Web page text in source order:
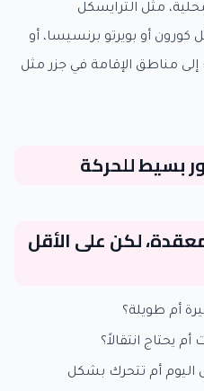
مثل الترايسكل
أو بويرتو برنسيسا، أو
مناطق الإقامة في جزر مثل
بسيط للحركة
لكن على الأقل
أم طويلة؟
يحتاج انتقالاً؟
أم تتحرك بشكل